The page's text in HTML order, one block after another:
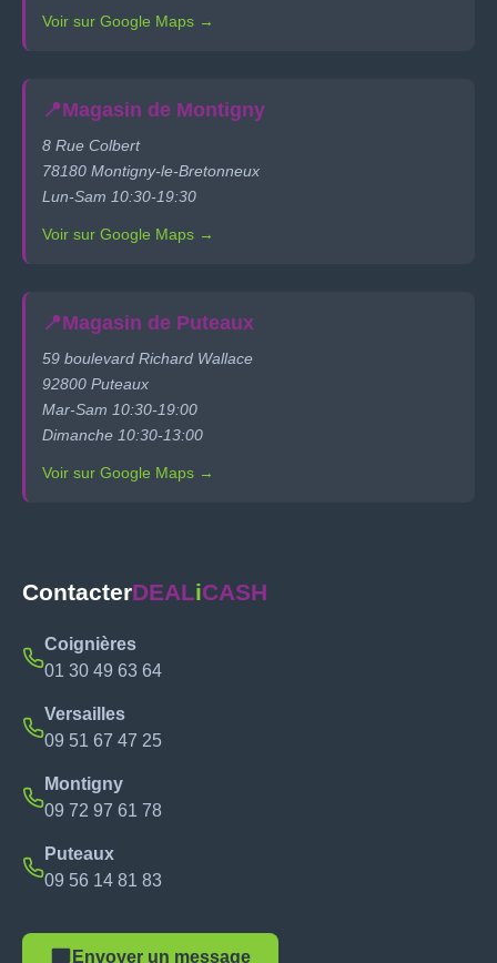
Voir sur Google Maps →
📍Magasin de Montigny
8 Rue Colbert
78180 Montigny-le-Bretonneux
Lun-Sam 10:30-19:30
Voir sur Google Maps →
📍Magasin de Puteaux
59 boulevard Richard Wallace
92800 Puteaux
Mar-Sam 10:30-19:00
Dimanche 10:30-13:00
Voir sur Google Maps →
ContacterDEALiCASH
Coignières
01 30 49 63 64
Versailles
09 51 67 47 25
Montigny
09 72 97 61 78
Puteaux
09 56 14 81 83
Envoyer un message